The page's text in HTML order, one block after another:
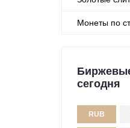
Монеты по
сегодня
RUB